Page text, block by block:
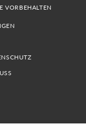
VORBEHALTEN